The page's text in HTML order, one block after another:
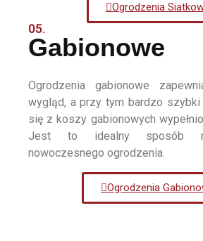
Ogrodzenia
05.
Gabionowe
Ogrodzenia gabionowe
wygląd, a przy tym bardzo szybki
się z koszy gabionowych
Jest to idealny sposób
nowoczesnego ogrodzenia.
Ogrodzenia